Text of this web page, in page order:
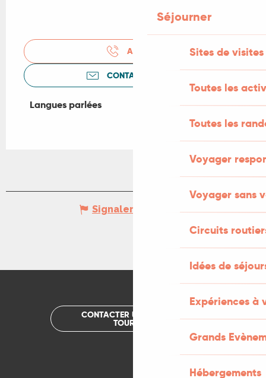
Séjourner
Sites de visites
Toutes les
Toutes les
Voyager
Voyager sans
Circuits
Idées de
Expériences à
Grands
Hébergements
APPELER
CONTACTEZ-NOUS
Langues parlées
Langues parlées
Signaler une erreur
CONTACTER UN OFFICE DE
TOURISME